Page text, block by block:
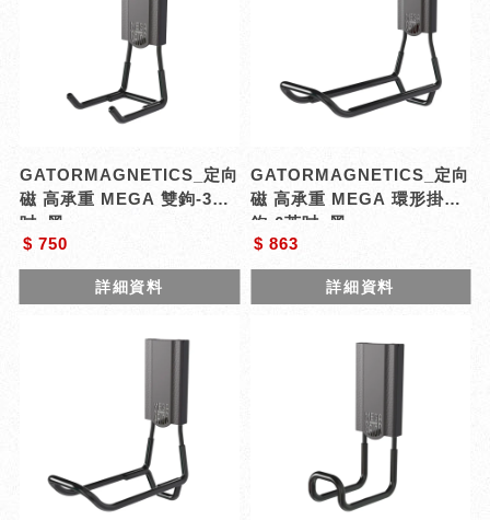
GATORMAGNETICS_定向
磁 高承重 MEGA 雙鉤-3英
吋_黑
$ 750
詳細資料
GATORMAGNETICS_定向
磁 高承重 MEGA 環形掛
鉤-6英吋_黑
$ 863
詳細資料